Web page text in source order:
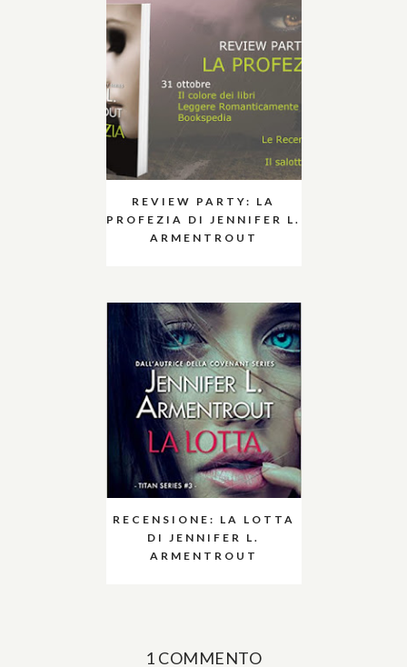
REVIEW PARTY: LA
PROFEZIA DI JENNIFER L.
ARMENTROUT
RECENSIONE: LA LOTTA
DI JENNIFER L.
ARMENTROUT
1 COMMENTO